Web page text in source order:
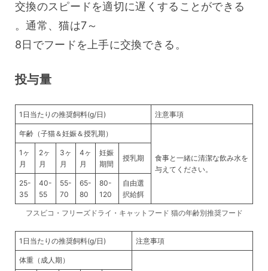
交換のスピードを適切に遅くすることができる
。通常、猫は7～
8日でフードを上手に交換できる。
投与量
1日当たりの推奨飼料(g/日) 注意事項
年齢（子猫＆妊娠＆授乳期）
食事と一緒に清潔な飲み水を
与えてください。
1ヶ
月
2ヶ
月
3ヶ
月
4ヶ
月
妊娠
期間
授乳期
25-
35
40-
55
55-
70
65-
80
80-
120
自由選
択給餌
フスビコ・フリーズドライ・キャットフード 猫の年齢別推奨フード
1日当たりの推奨飼料(g/日) 注意事項
体重（成人期）